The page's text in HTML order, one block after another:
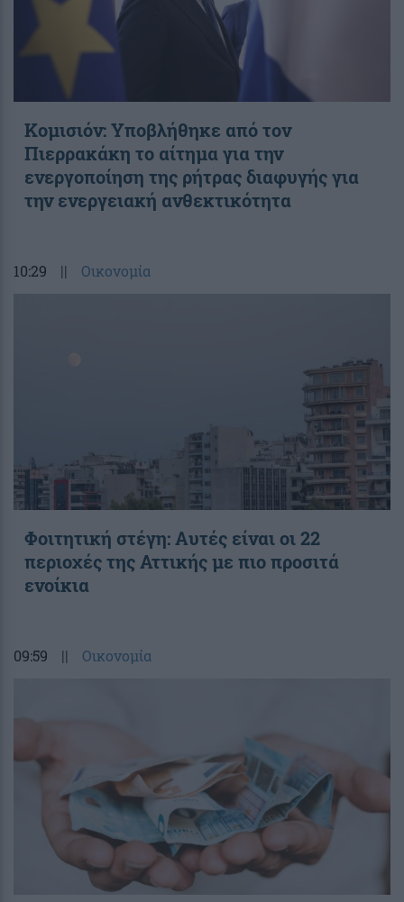
Κομισιόν: Υποβλήθηκε από τον
Πιερρακάκη το αίτημα για την
ενεργοποίηση της ρήτρας διαφυγής για
την ενεργειακή ανθεκτικότητα
10:29 || Οικονομία
Φοιτητική στέγη: Aυτές είναι οι 22
περιοχές της Αττικής με πιο προσιτά
ενοίκια
09:59 || Οικονομία